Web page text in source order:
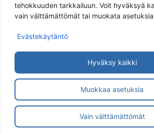
tehokkuuden tarkkailuun. Voit hyväksyä
vain välttämättömät tai muokata
Evästekäytäntö
Muokkaa asetuksia
Vain välttämättömät
Hyväksy kaikki
Haarlankatu 4 B 2
33230 Tampere
Yhteydenotot ensisijaisesti sähköpostilla.
© 2026 Jukira Oy